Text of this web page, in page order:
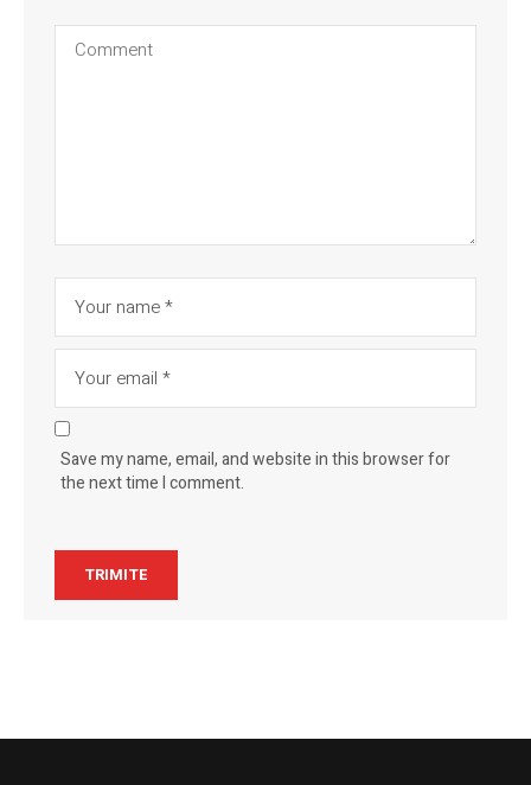
Save my name, email, and website in this browser for
the next time I comment.